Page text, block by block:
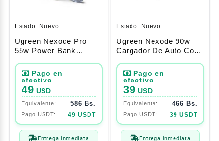
Estado: Nuevo
Ugreen Nexode Pro
55w Power Bank
Usb C Integrado
(75701b)
49 USD
586 Bs.
49 USDT
Entrega inmediata
Estado: Nuevo
Ugreen Nexode 90w
Cargador De Auto Con
(55909b)
39 USD
466 Bs.
39 USDT
Entrega inmediata